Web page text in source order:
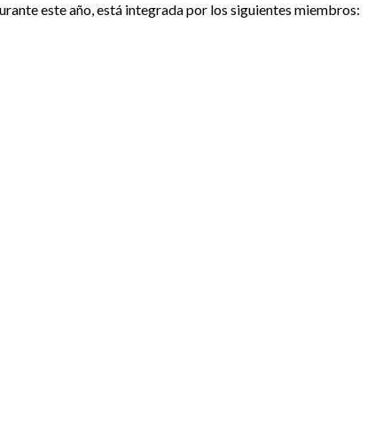
este año, está integrada por los siguientes miembros: